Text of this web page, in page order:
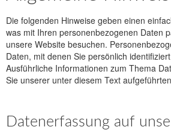
Termine
Mitglieder-werben-Mitglieder
Downloads / Anmeldeformular
Anfängerkurse
Shop
Die folgenden Hinweise geben einen
was mit Ihren personenbezogenen Daten
unsere Website besuchen.
Daten, mit denen Sie persönlich
Ausführliche Informationen zum Thema
Sie unserer unter diesem Text
Datenerfassung auf